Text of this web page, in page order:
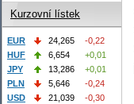
Kurzovní lístek
EUR 24,265
-0,22
HUF
6,654
+0,01
JPY
13,286
+0,01
PLN
5,646
-0,24
USD
21,039 -0,30